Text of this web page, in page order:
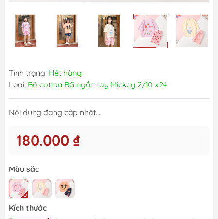
Tình trạng: Hết hàng
Loại: Bộ cotton BG ngắn tay Mickey 2/10 x24
Nội dung đang cập nhật...
180.000 ₫
Màu săc
Kích thước